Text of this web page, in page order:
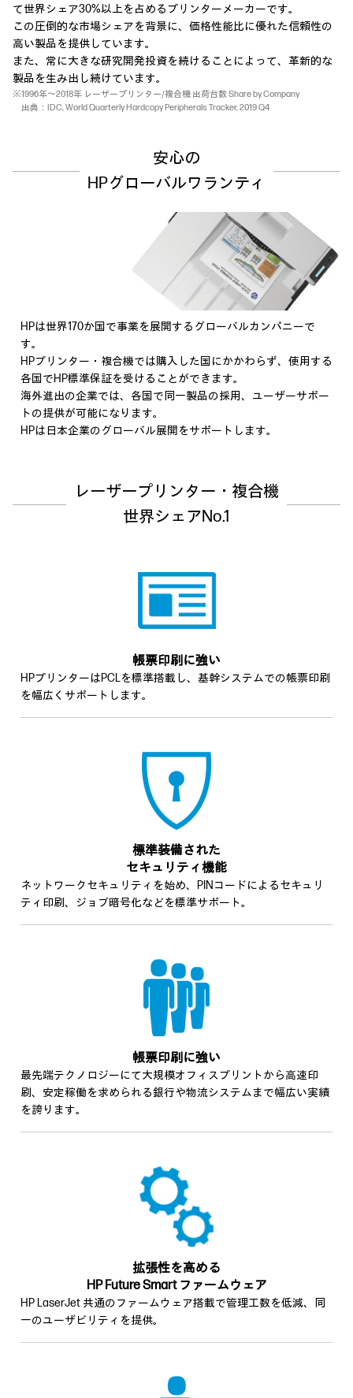
て世界シェア30%以上を占めるプリンターメーカーです。
この圧倒的な市場シェアを背景に、価格性能比に優れた信頼性の
高い製品を提供しています。
また、常に大きな研究開発投資を続けることによって、革新的な
製品を生み出し続けています。
※1996年～2018年 レーザープリンター/複合機 出荷台数 Share by Company
出典：IDC, World Quarterly Hardcopy Peripherals Tracker, 2019 Q4
安心の
HPグローバルワランティ
HPは世界170か国で事業を展開するグローバルカンパニーで
す。
HPプリンター・複合機では購入した国にかかわらず、使用する
各国でHP標準保証を受けることができます。
海外進出の企業では、各国で同一製品の採用、ユーザーサポー
トの提供が可能になります。
HPは日本企業のグローバル展開をサポートします。
レーザープリンター・複合機
世界シェアNo.1
帳票印刷に強い
HPプリンターはPCLを標準搭載し、基幹システムでの帳票印刷
を幅広くサポートします。
標準装備された
セキュリティ機能
ネットワークセキュリティを始め、PINコードによるセキュリ
ティ印刷、ジョブ暗号化などを標準サポート。
帳票印刷に強い
最先端テクノロジーにて大規模オフィスプリントから高速印
刷、安定稼働を求められる銀行や物流システムまで幅広い実績
を誇ります。
拡張性を高める
HP Future Smart ファームウェア
HP LaserJet 共通のファームウェア搭載で管理工数を低減、同
一のユーザビリティを提供。